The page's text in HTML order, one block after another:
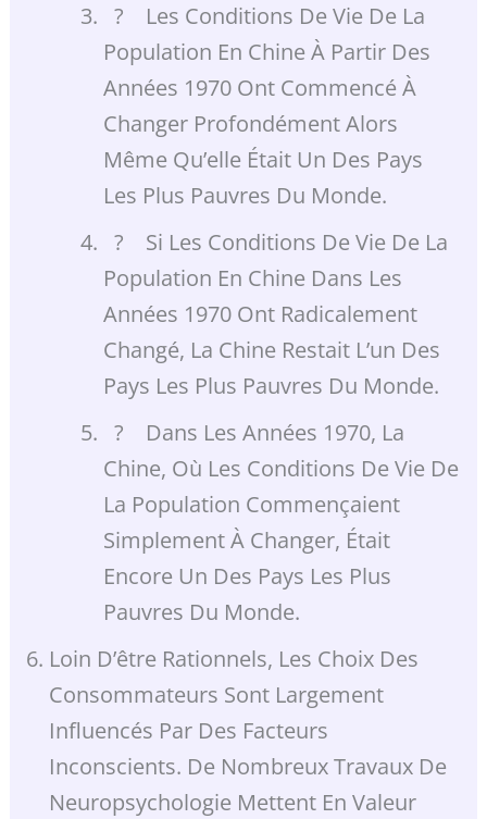
? Les Conditions De Vie De La
Population En Chine À Partir Des
Années 1970 Ont Commencé À
Changer Profondément Alors
Même Qu’elle Était Un Des Pays
Les Plus Pauvres Du Monde.
? Si Les Conditions De Vie De La
Population En Chine Dans Les
Années 1970 Ont Radicalement
Changé, La Chine Restait L’un Des
Pays Les Plus Pauvres Du Monde.
? Dans Les Années 1970, La
Chine, Où Les Conditions De Vie De
La Population Commençaient
Simplement À Changer, Était
Encore Un Des Pays Les Plus
Pauvres Du Monde.
Loin D’être Rationnels, Les Choix Des
Consommateurs Sont Largement
Influencés Par Des Facteurs
Inconscients. De Nombreux Travaux De
Neuropsychologie Mettent En Valeur